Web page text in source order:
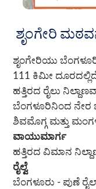
ಶೃಂಗೇರಿ
ಶೃಂಗೇರಿಯು
111 ಕಿಮೀ
ಹತ್ತಿರದ ರೈಲು
ಬೆಂಗಳೂರಿನಿಂದ ನೇರ
ಶಿವಮೊಗ್ಗ ಮತ್ತು
ವಾಯುಮಾರ್ಗ
ಹತ್ತಿರದ ವಿಮಾನ
ರೈಲ್ವೆ
ಬೆಂಗಳೂರು - ಪುಣೆ